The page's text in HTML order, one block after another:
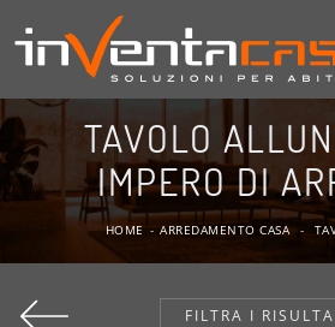
TAVOLO
IMPERO DI
HOME - ARREDAMENTO CASA -
FILTRA I